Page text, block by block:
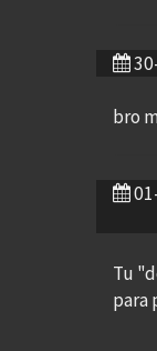
bro
Tu
para